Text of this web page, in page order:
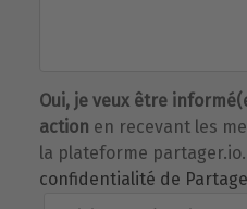
Oui, je veux être
action en recevant les
la plateforme partager.io.
confidentialité de